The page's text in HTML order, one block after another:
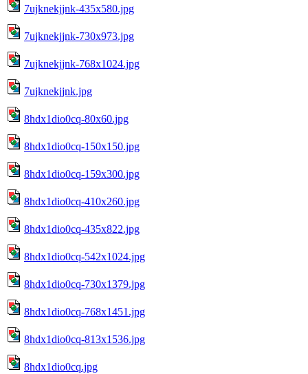
7ujknekjjnk-435x580.jpg
7ujknekjjnk-730x973.jpg
7ujknekjjnk-768x1024.jpg
7ujknekjjnk.jpg
8hdx1dio0cq-80x60.jpg
8hdx1dio0cq-150x150.jpg
8hdx1dio0cq-159x300.jpg
8hdx1dio0cq-410x260.jpg
8hdx1dio0cq-435x822.jpg
8hdx1dio0cq-542x1024.jpg
8hdx1dio0cq-730x1379.jpg
8hdx1dio0cq-768x1451.jpg
8hdx1dio0cq-813x1536.jpg
8hdx1dio0cq.jpg